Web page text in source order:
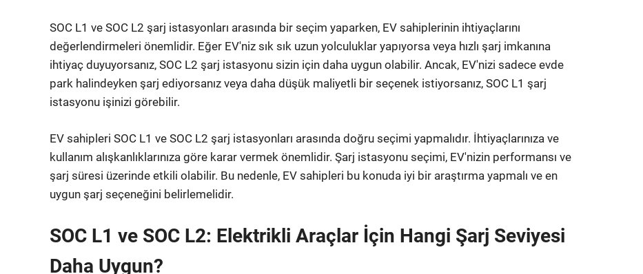
SOC L1 ve SOC L2 şarj istasyonları arasında bir seçim yaparken, EV sahiplerinin ihtiyaçlarını
değerlendirmeleri önemlidir. Eğer EV'niz sık sık uzun yolculuklar yapıyorsa veya hızlı şarj imkanına
ihtiyaç duyuyorsanız, SOC L2 şarj istasyonu sizin için daha uygun olabilir. Ancak, EV'nizi sadece evde
park halindeyken şarj ediyorsanız veya daha düşük maliyetli bir seçenek istiyorsanız, SOC L1 şarj
istasyonu işinizi görebilir.
EV sahipleri SOC L1 ve SOC L2 şarj istasyonları arasında doğru seçimi yapmalıdır. İhtiyaçlarınıza ve
kullanım alışkanlıklarınıza göre karar vermek önemlidir. Şarj istasyonu seçimi, EV'nizin performansı ve
şarj süresi üzerinde etkili olabilir. Bu nedenle, EV sahipleri bu konuda iyi bir araştırma yapmalı ve en
uygun şarj seçeneğini belirlemelidir.
SOC L1 ve SOC L2: Elektrikli Araçlar İçin Hangi Şarj Seviyesi
Daha Uygun?